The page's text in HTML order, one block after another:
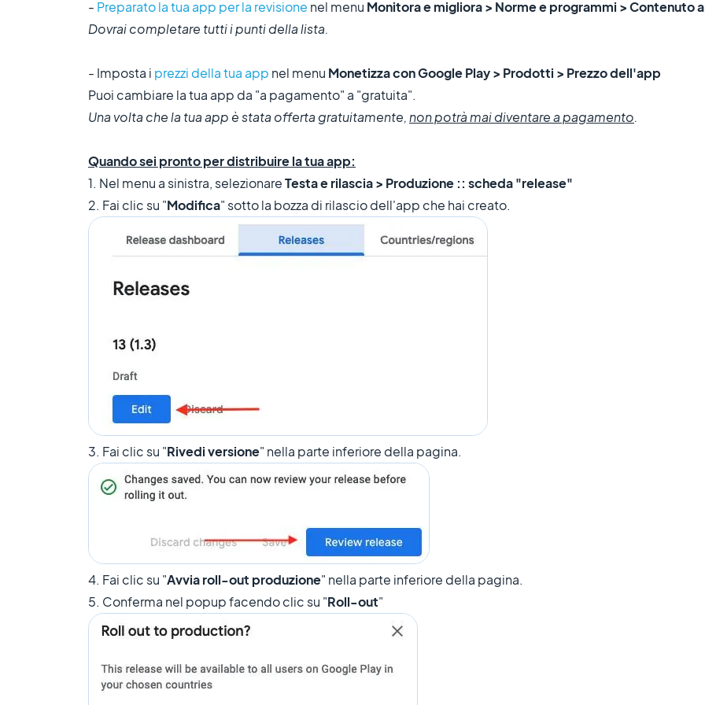
- Preparato la tua app per la revisione nel menu Monitora e migliora > Norme e programmi > Contenuto
Dovrai completare tutti i punti della lista.
- Imposta i prezzi della tua app nel menu Monetizza con Google Play > Prodotti > Prezzo dell'app
Puoi cambiare la tua app da "a pagamento" a "gratuita".
Una volta che la tua app è stata offerta gratuitamente,non potrà mai diventare a pagamento.
Quando sei pronto per distribuire la tua app:
1. Nel menu a sinistra, selezionareTesta e rilascia > Produzione :: scheda "release"
2. Fai clic su "Modifica" sotto la bozza di rilascio dell'app che hai creato.
3. Fai clic su "Rivedi versione" nella parte inferiore della pagina.
4. Fai clic su "Avvia roll-out produzione" nella parte inferiore della pagina.
5. Conferma nel popup facendo clic su "Roll-out"